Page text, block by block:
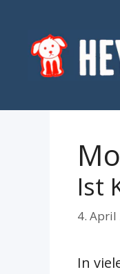
springen
Ist
4. April
In